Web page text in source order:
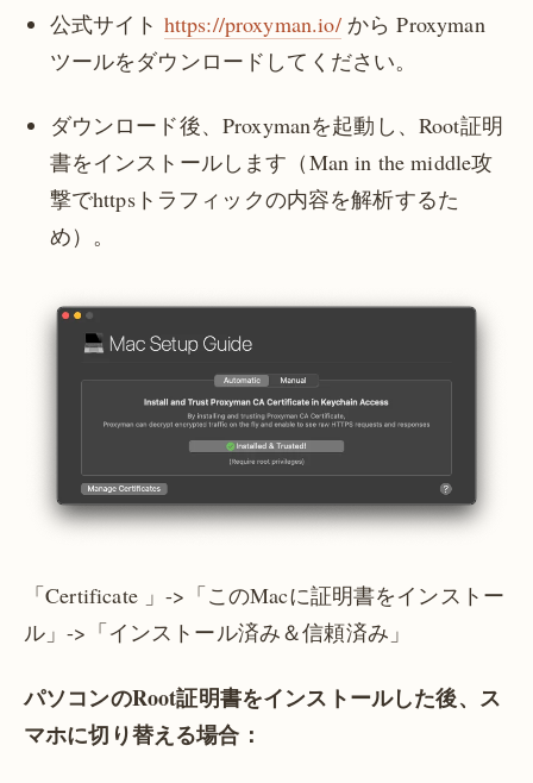
公式サイト https://proxyman.io/から Proxyman
ツールをダウンロードしてください。
ダウンロード後、Proxymanを起動し、Root証明
書をインストールします（Man in the middle攻
撃でhttpsトラフィックの内容を解析するた
め）。
「Certificate 」->「このMacに証明書をインストー
ル」->「インストール済み＆信頼済み」
パソコンのRoot証明書をインストールした後、ス
マホに切り替える場合：